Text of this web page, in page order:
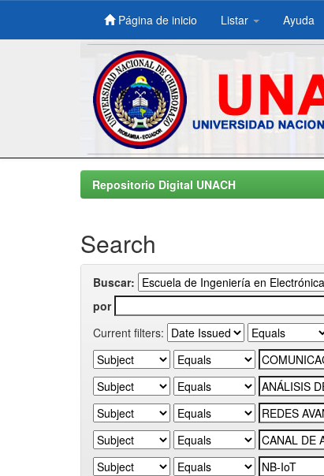
Skip
Página de inicio Listar Ayuda
Repositorio Digital UNACH
Search
Buscar:
por
Current filters: